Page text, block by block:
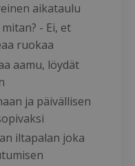
aikataulu
- Ei, et
ruokaa
aamu, löydät
ja päivällisen
iltapalan joka